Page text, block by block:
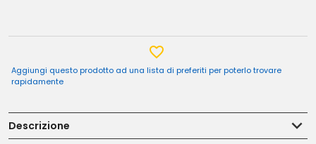
Aggiungi questo prodotto ad una lista di preferiti per poterlo trovare
rapidamente
Descrizione